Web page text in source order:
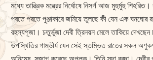
মধ্যে তান্ত্রিক মন্ত্রের নির্ঘোষে নিসর্গ আজ মুহুর্মুহু
পরতে পরতে পুঞ্জাকারে জমিয়ে তুলছে কী যেন এক ঘনঘোর
রহস্যপূজা। চতুর্ভুজা দেবী ত্রিনয়ন মেলে তাকিয়ে
উপস্থিতির গাম্ভীর্য যেন সেই স্তম্ভিত রাতের সকল